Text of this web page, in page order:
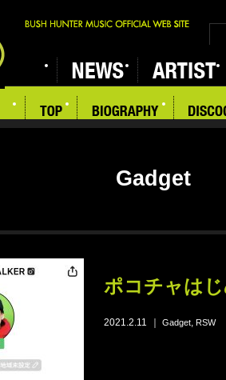
Gadget
ポコチャは
2021.2.11 Gadget, RSW